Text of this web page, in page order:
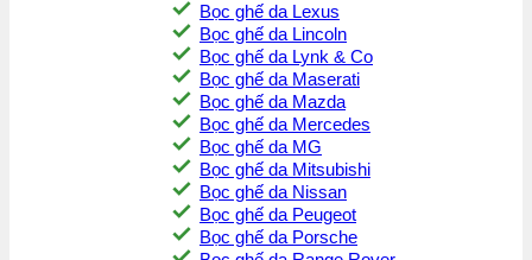
Bọc ghế da Lexus
Bọc ghế da Lincoln
Bọc ghế da Lynk & Co
Bọc ghế da Maserati
Bọc ghế da Mazda
Bọc ghế da Mercedes
Bọc ghế da MG
Bọc ghế da Mitsubishi
Bọc ghế da Nissan
Bọc ghế da Peugeot
Bọc ghế da Porsche